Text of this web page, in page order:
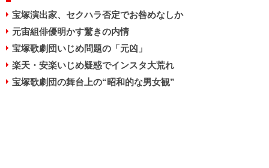
宝塚演出家、セクハラ否定でお咎めなしか
元宙組俳優明かす驚きの内情
宝塚歌劇団いじめ問題の「元凶」
楽天・安楽いじめ疑惑でインスタ大荒れ
宝塚歌劇団の舞台上の“昭和的な男女観”